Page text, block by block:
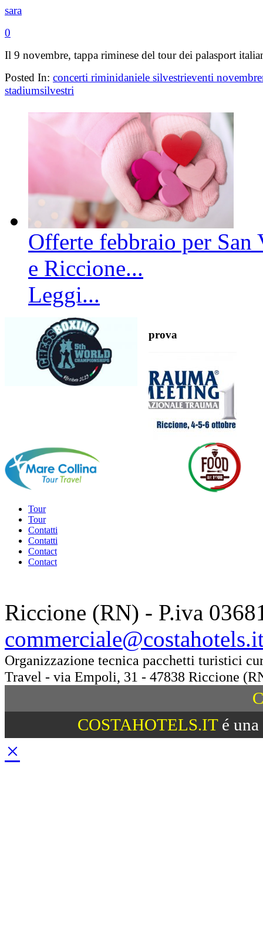
sara
0
Il 9 novembre, tappa riminese del tour dei palasport
Posted In: concerti riminidaniele silvestrieventi novembre
stadiumsilvestri
Offerte febbraio per
e Riccione...
Leggi...
prova
Tour
Tour
Contatti
Contatti
Contact
Contact
Riccione (RN) - P.iva
Organizzazione tecnica pacchetti turistici
Travel - via Empoli, 31 - 47838 Riccione
COSTAHOTELS.ITé una
×